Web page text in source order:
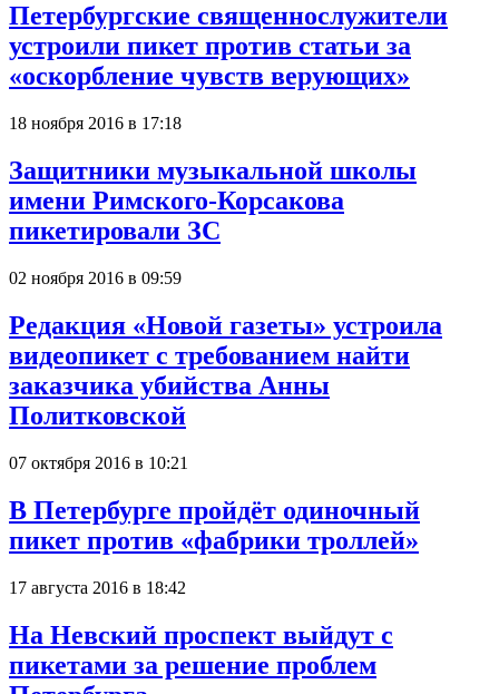
Петербургские священнослужители
устроили пикет против статьи за
«оскорбление чувств верующих»
18 ноября 2016 в 17:18
Защитники музыкальной школы
имени Римского-Корсакова
пикетировали ЗС
02 ноября 2016 в 09:59
Редакция «Новой газеты» устроила
видеопикет с требованием найти
заказчика убийства Анны
Политковской
07 октября 2016 в 10:21
В Петербурге пройдёт одиночный
пикет против «фабрики троллей»
17 августа 2016 в 18:42
На Невский проспект выйдут с
пикетами за решение проблем